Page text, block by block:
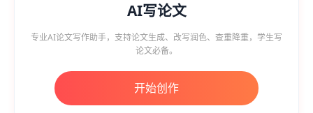
AI写论文
专业AI论文写作助手，支持论文生成、改写润色、查重降重，学生写
论文必备。
开始创作